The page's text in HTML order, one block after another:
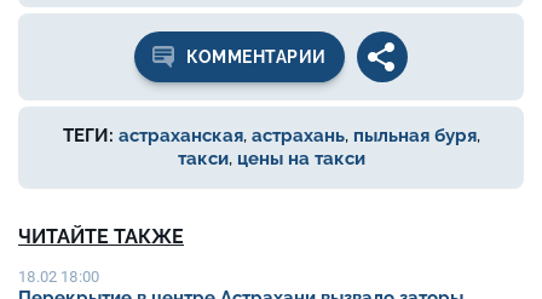
КОММЕНТАРИИ
ТЕГИ: астраханская, астрахань, пыльная буря,
такси, цены на такси
ЧИТАЙТЕ ТАКЖЕ
18.02 18:00